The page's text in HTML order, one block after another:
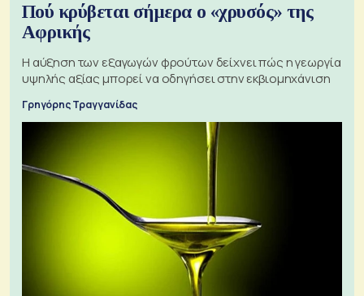
Πού κρύβεται σήμερα ο «χρυσός» της
Αφρικής
Η αύξηση των εξαγωγών φρούτων δείχνει πώς η γεωργία
υψηλής αξίας μπορεί να οδηγήσει στην εκβιομηχάνιση
Γρηγόρης Τραγγανίδας